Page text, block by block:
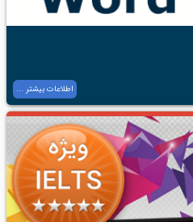
اطلاعات بیشتر ...